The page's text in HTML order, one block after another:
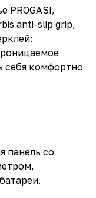
PROGASI,
anti-slip grip,
себя комфортно
панель со